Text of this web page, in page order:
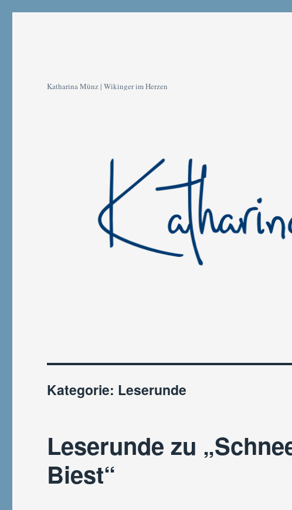
Katharina Münz | Wikinger im Herzen
Kategorie: Leserunde
Leserunde zu
Biest“